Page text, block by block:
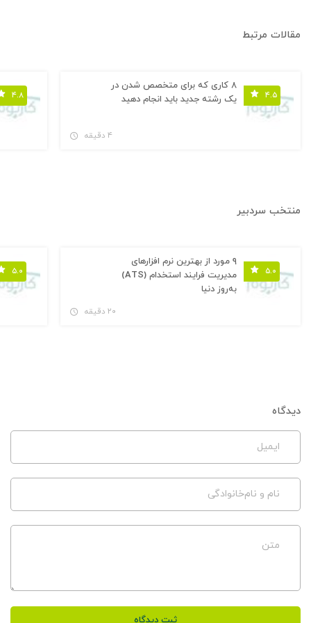
مقالات مرتبط
۴.۵
۸ کاری که برای متخصص شدن در
یک رشته جدید باید انجام دهید
۴ دقیقه
۴.۸
منتخب سردبیر
۵.۰
۹ مورد از بهترین نرم افزارهای
مدیریت فرایند استخدام (ATS)
به‌روز دنیا
۲۰ دقیقه
۵.۰
دیدگاه
ایمیل
نام و نام‌خانوادگی
متن
ثبت دیدگاه